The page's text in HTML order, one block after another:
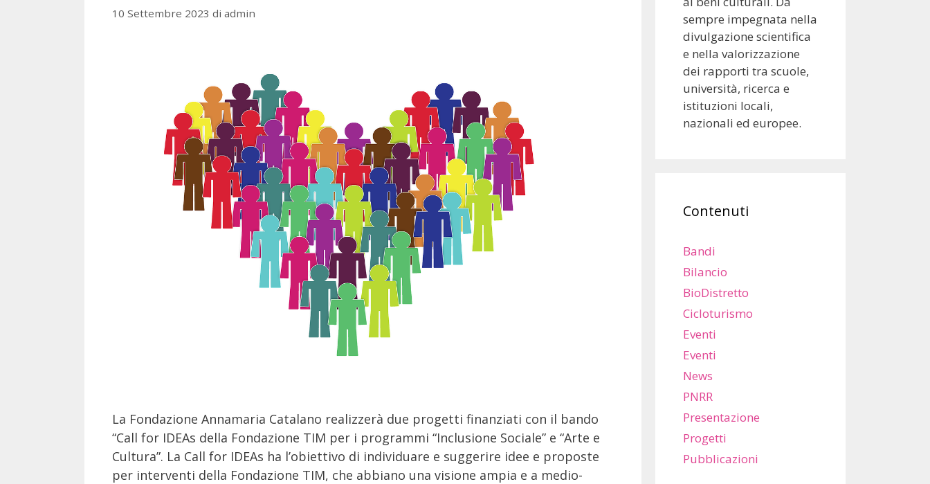
10 Settembre 2023 di admin
La Fondazione Annamaria Catalano realizzerà due progetti finanziati con il bando
“Call for IDEAs della Fondazione TIM per i programmi “Inclusione Sociale” e “Arte e
Cultura”. La Call for IDEAs ha l’obiettivo di individuare e suggerire idee e proposte
per interventi della Fondazione TIM, che abbiano una visione ampia e a medio-
sempre impegnata nella
divulgazione scientifica
e nella valorizzazione
dei rapporti tra scuole,
università, ricerca e
istituzioni locali,
nazionali ed europee.
Contenuti
Bandi
Bilancio
BioDistretto
Cicloturismo
Eventi
Eventi
News
PNRR
Presentazione
Progetti
Pubblicazioni